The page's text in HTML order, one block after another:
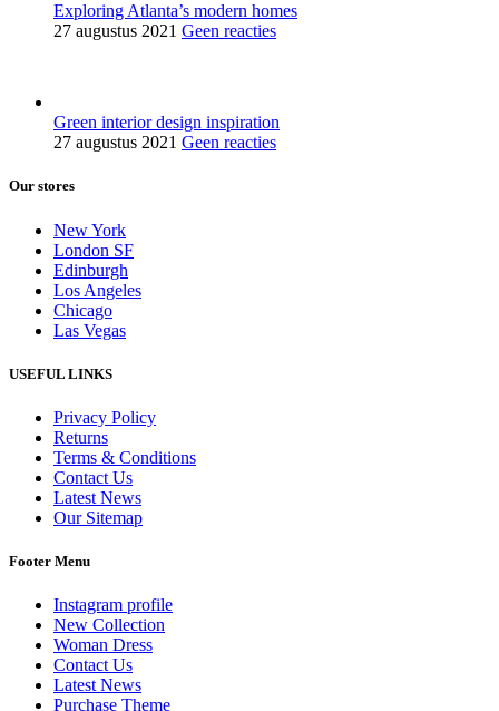
Exploring Atlanta’s modern homes
27 augustus 2021 Geen reacties
Green interior design inspiration
27 augustus 2021 Geen reacties
Our stores
New York
London SF
Edinburgh
Los Angeles
Chicago
Las Vegas
USEFUL LINKS
Privacy Policy
Returns
Terms & Conditions
Contact Us
Latest News
Our Sitemap
Footer Menu
Instagram profile
New Collection
Woman Dress
Contact Us
Latest News
Purchase Theme